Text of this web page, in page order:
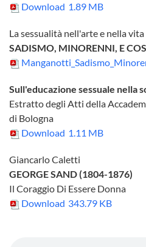
Download 1.89 MB
La sessualità nell'arte e nella
SADISMO, MINORENNI, E
Sull'educazione sessuale nella
Estratto degli Atti della
di Bologna
Download 1.11 MB
Giancarlo Caletti
GEORGE SAND (1804-1876)
Il Coraggio Di Essere Donna
Download 343.79 KB